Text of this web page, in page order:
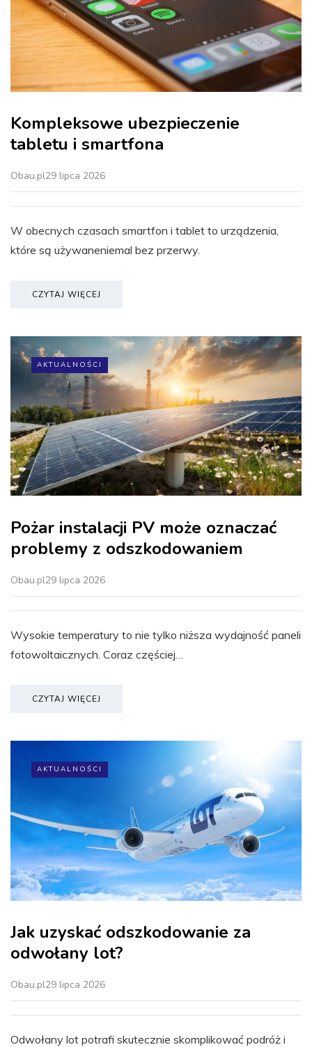
Kompleksowe ubezpieczenie
tabletu i smartfona
Obau.pl29 lipca 2026
W obecnych czasach smartfon i tablet to urządzenia,
które są używaneniemal bez przerwy.
CZYTAJ WIĘCEJ
AKTUALNOŚCI
Pożar instalacji PV może oznaczać
problemy z odszkodowaniem
Obau.pl29 lipca 2026
Wysokie temperatury to nie tylko niższa wydajność paneli
fotowoltaicznych. Coraz częściej…
CZYTAJ WIĘCEJ
AKTUALNOŚCI
Jak uzyskać odszkodowanie za
odwołany lot?
Obau.pl29 lipca 2026
Odwołany lot potrafi skutecznie skomplikować podróż i